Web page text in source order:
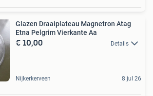
Glazen Draaiplateau Magnetron Atag
Etna Pelgrim Vierkante Aa
€ 10,00 Details
Nijkerkerveen 8 jul 26